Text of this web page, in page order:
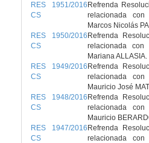
RES 1951/2016
CS
Refrenda
relacionada
Marcos Nicolás
RES 1950/2016
CS
Refrenda
relacionada
Mariana
RES 1949/2016
CS
Refrenda
relacionada
Mauricio José
RES 1948/2016
CS
Refrenda
relacionada
Mauricio
RES 1947/2016
CS
Refrenda
relacionada